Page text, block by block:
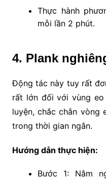
Thực hành
mỗi lần 2 phút.
4. Plank
Động tác này tuy rất
rất lớn đối với vùng
luyện, chắc chắn vòng
trong thời gian ngắn.
Hướng dẫn thực hiện:
Bước 1: Nằm